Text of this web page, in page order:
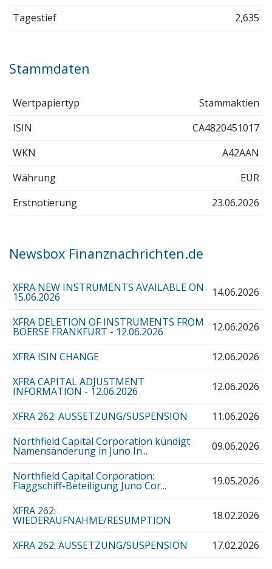
Tagestief
2,635
Stammdaten
Wertpapiertyp
Stammaktien
ISIN
CA4820451017
WKN
A42AAN
Währung
EUR
Erstnotierung
23.06.2026
Newsbox Finanznachrichten.de
XFRA NEW INSTRUMENTS AVAILABLE ON
15.06.2026 14.06.2026
XFRA DELETION OF INSTRUMENTS FROM
BOERSE FRANKFURT - 12.06.2026 12.06.2026
XFRA ISIN CHANGE
12.06.2026
XFRA CAPITAL ADJUSTMENT
INFORMATION - 12.06.2026 12.06.2026
XFRA 262: AUSSETZUNG/SUSPENSION
11.06.2026
Northfield Capital Corporation kündigt
Namensänderung in Juno In... 09.06.2026
Northfield Capital Corporation:
Flaggschiff-Beteiligung Juno Cor... 19.05.2026
XFRA 262:
WIEDERAUFNAHME/RESUMPTION 18.02.2026
XFRA 262: AUSSETZUNG/SUSPENSION 17.02.2026